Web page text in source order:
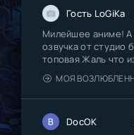
Гость LoGiKa
Милейшее аниме!
озвучка от студио
топовая Жаль что
многие
МОЯ ВОЗЛЮБЛЕННАЯ ЗАБЫЛА
DocOK